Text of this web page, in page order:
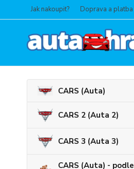
Jak nakoupit? Doprava a platba
CARS (Auta)
CARS 2 (Auta 2)
CARS 3 (Auta 3)
CARS (Auta) - podle